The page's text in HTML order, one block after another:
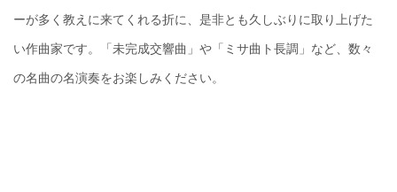
ーが多く教えに来てくれる折に、是非とも久しぶりに取り上げた
い作曲家です。「未完成交響曲」や「ミサ曲ト長調」など、数々
の名曲の名演奏をお楽しみください。